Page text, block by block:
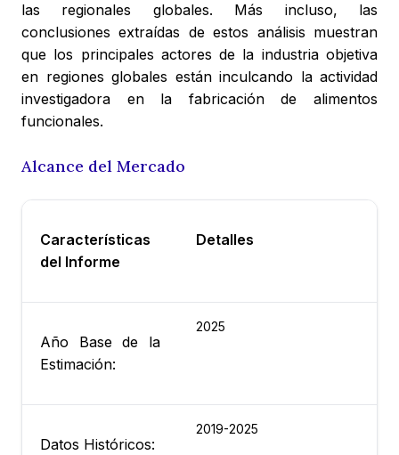
las regionales globales. Más incluso, las
conclusiones extraídas de estos análisis muestran
que los principales actores de la industria objetiva
en regiones globales están inculcando la actividad
investigadora en la fabricación de alimentos
funcionales.
Alcance del Mercado
Características
del Informe
Detalles
Año Base de la
Estimación:
2025
Datos Históricos:
2019-2025